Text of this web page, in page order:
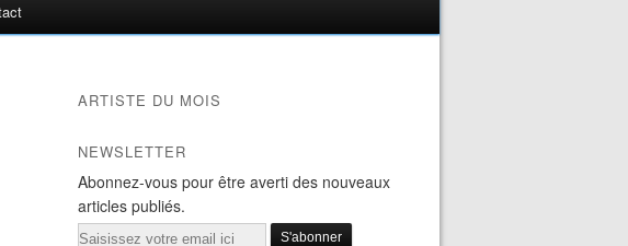
ARTISTE DU MOIS
NEWSLETTER
Abonnez-vous pour être averti des nouveaux
articles publiés.
Email